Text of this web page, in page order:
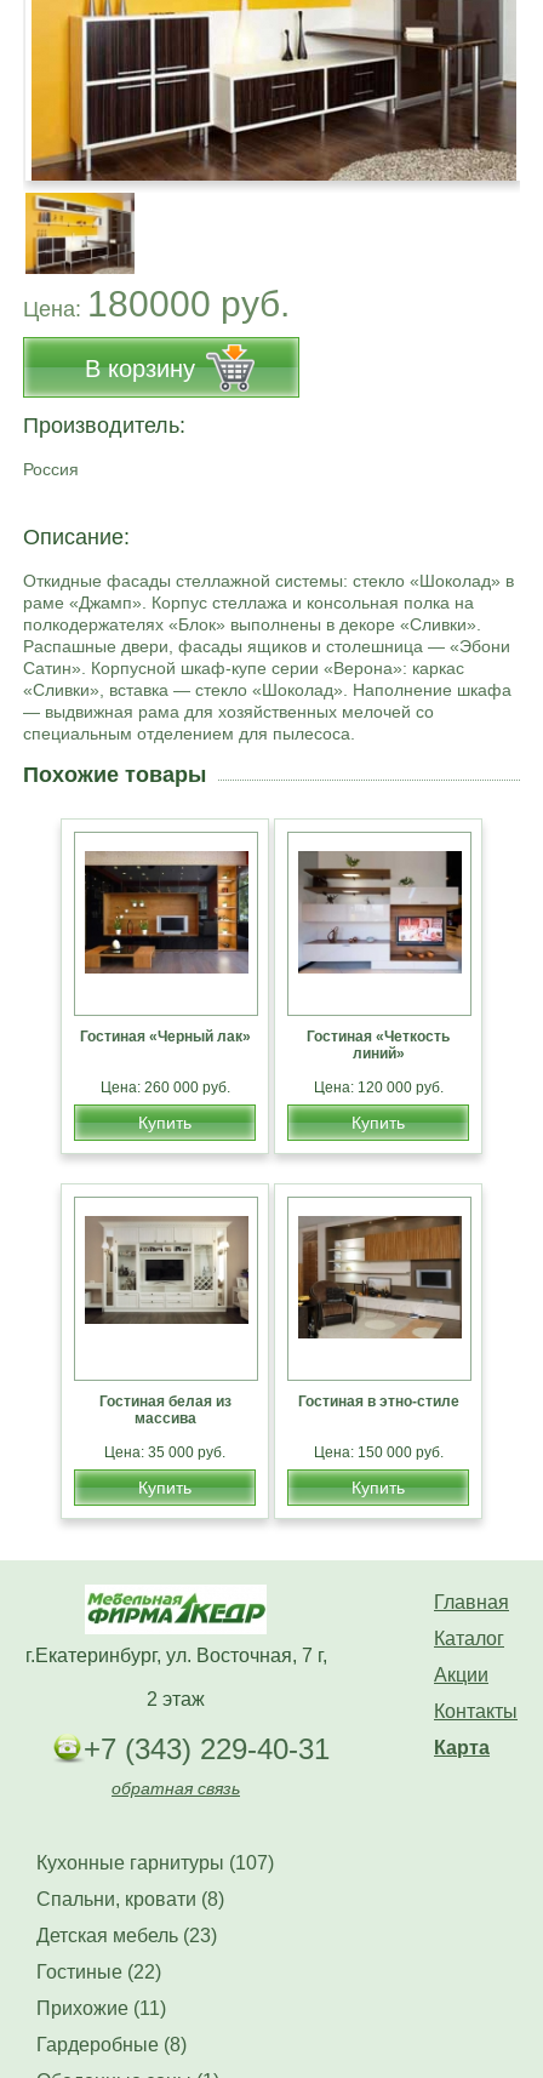
Цена: 180000 руб.
В корзину
Производитель:
Россия
Описание:
Откидные фасады стеллажной системы: стекло «Шоколад» в
раме «Джамп». Корпус стеллажа и консольная полка на
полкодержателях «Блок» выполнены в декоре «Сливки».
Распашные двери, фасады ящиков и столешница — «Эбони
Сатин». Корпусной шкаф-купе серии «Верона»: каркас
«Сливки», вставка — стекло «Шоколад». Наполнение шкафа
— выдвижная рама для хозяйственных мелочей со
специальным отделением для пылесоса.
Похожие товары
Гостиная «Черный лак»
Цена: 260 000 руб.
Купить
Гостиная «Четкость
линий»
Цена: 120 000 руб.
Купить
Гостиная белая из
массива
Цена: 35 000 руб.
Купить
Гостиная в этно-стиле
Цена: 150 000 руб.
Купить
Главная
Каталог
Акции
Контакты
Карта
г.Екатеринбург, ул. Восточная, 7 г,
2 этаж
+7 (343) 229-40-31
обратная связь
Кухонные гарнитуры (107)
Спальни, кровати (8)
Детская мебель (23)
Гостиные (22)
Прихожие (11)
Гардеробные (8)